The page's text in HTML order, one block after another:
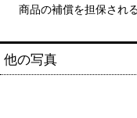
商品の補償を担保され
他の写真